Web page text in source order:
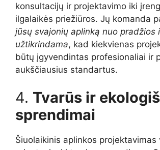
konsultacijų ir projektavimo iki
ilgalaikės priežiūros. Jų komanda
jūsų svajonių aplinką nuo pradžios
užtikrindama, kad kiekvienas
būtų įgyvendintas profesionaliai ir
aukščiausius standartus.
4. Tvarūs ir
sprendimai
Šiuolaikinis aplinkos projektavimas